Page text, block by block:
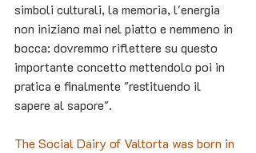
simboli culturali, la memoria, l'energia
non iniziano mai nel piatto e nemmeno in
bocca: dovremmo riflettere su questo
importante concetto mettendolo poi in
pratica e finalmente "restituendo il
sapere al sapore".
The Social Dairy of Valtorta was born in